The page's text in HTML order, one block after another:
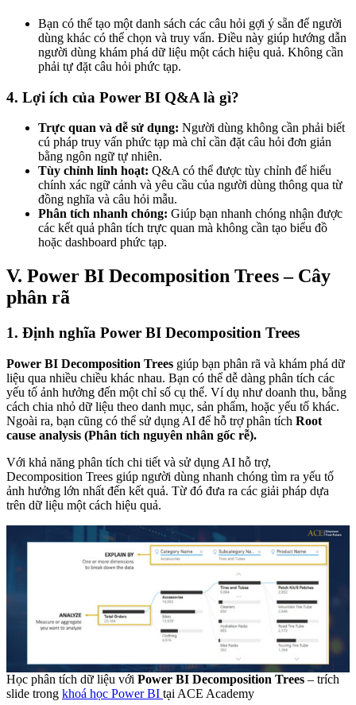
Bạn có thể tạo một danh sách các câu hỏi gợi ý sẵn để người
dùng khác có thể chọn và truy vấn. Điều này giúp hướng dẫn
người dùng khám phá dữ liệu một cách hiệu quả. Không cần
phải tự đặt câu hỏi phức tạp.
4. Lợi ích của Power BI Q&A là gì?
Trực quan và dễ sử dụng: Người dùng không cần phải biết
cú pháp truy vấn phức tạp mà chỉ cần đặt câu hỏi đơn giản
bằng ngôn ngữ tự nhiên.
Tùy chỉnh linh hoạt: Q&A có thể được tùy chỉnh để hiểu
chính xác ngữ cảnh và yêu cầu của người dùng thông qua từ
đồng nghĩa và câu hỏi mẫu.
Phân tích nhanh chóng: Giúp bạn nhanh chóng nhận được
các kết quả phân tích trực quan mà không cần tạo biểu đồ
hoặc dashboard phức tạp.
V. Power BI Decomposition Trees – Cây
phân rã
1. Định nghĩa Power BI Decomposition Trees
Power BI Decomposition Trees giúp bạn phân rã và khám phá dữ
liệu qua nhiều chiều khác nhau. Bạn có thể dễ dàng phân tích các
yếu tố ảnh hưởng đến một chỉ số cụ thể. Ví dụ như doanh thu, bằng
cách chia nhỏ dữ liệu theo danh mục, sản phẩm, hoặc yếu tố khác.
Ngoài ra, bạn cũng có thể sử dụng AI để hỗ trợ phân tích Root
cause analysis (Phân tích nguyên nhân gốc rễ).
Với khả năng phân tích chi tiết và sử dụng AI hỗ trợ,
Decomposition Trees giúp người dùng nhanh chóng tìm ra yếu tố
ảnh hưởng lớn nhất đến kết quả. Từ đó đưa ra các giải pháp dựa
trên dữ liệu một cách hiệu quả.
Học phân tích dữ liệu với Power BI Decomposition Trees – trích
slide trong khoá học Power BI tại ACE Academy